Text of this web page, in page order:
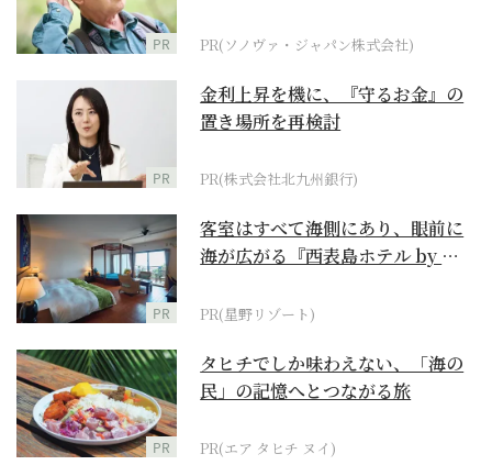
PR PR(ソノヴァ・ジャパン株式会社)
PR
金利上昇を機に、『守るお金』の
置き場所を再検討
PR(株式会社北九州銀行)
PR
客室はすべて海側にあり、眼前に
海が広がる『西表島ホテル by 星
PR(星野リゾート)
PR
タヒチでしか味わえない、「海の
民」の記憶へとつながる旅
PR(エア タヒチ ヌイ)